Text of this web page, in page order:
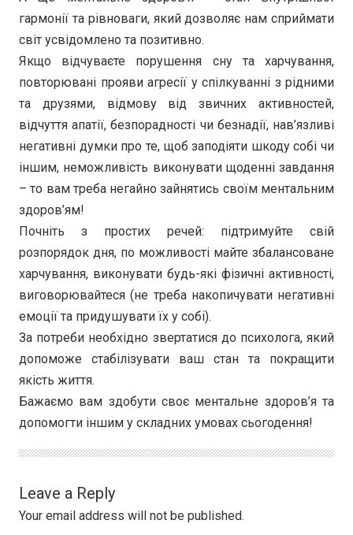
гармонії та рівноваги, який дозволяє нам сприймати
світ усвідомлено та позитивно.
Якщо відчуваєте порушення сну та харчування,
повторювані прояви агресії у спілкуванні з рідними
та друзями, відмову від звичних активностей,
відчуття апатії, безпорадності чи безнадії, нав’язливі
негативні думки про те, щоб заподіяти шкоду собі чи
іншим, неможливість виконувати щоденні завдання
– то вам треба негайно зайнятись своїм ментальним
здоров’ям!
Почніть з простих речей: підтримуйте свій
розпорядок дня, по можливості майте збалансоване
харчування, виконувати будь-які фізичні активності,
виговорювайтеся (не треба накопичувати негативні
емоції та придушувати їх у собі).
За потреби необхідно звертатися до психолога, який
допоможе стабілізувати ваш стан та покращити
якість життя.
Бажаємо вам здобути своє ментальне здоров’я та
допомогти іншим у складних умовах сьогодення!
Leave a Reply
Your email address will not be published.